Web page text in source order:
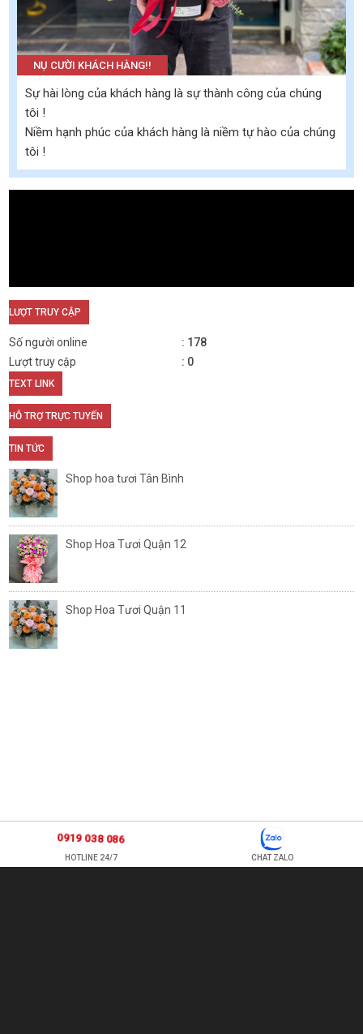
NỤ CƯỜI KHÁCH HÀNG!!
Sự hài lòng của khách hàng là sự thành công của chúng
tôi !
Niềm hạnh phúc của khách hàng là niềm tự hào của chúng
tôi !
LƯỢT TRUY CẬP
Số người online
178
Lượt truy cập
0
TEXT LINK
HỖ TRỢ TRỰC TUYẾN
TIN TỨC
Shop hoa tươi Tân Bình
Shop Hoa Tươi Quận 12
Shop Hoa Tươi Quận 11
0919 038 086
HOTLINE 24/7 CHAT ZALO